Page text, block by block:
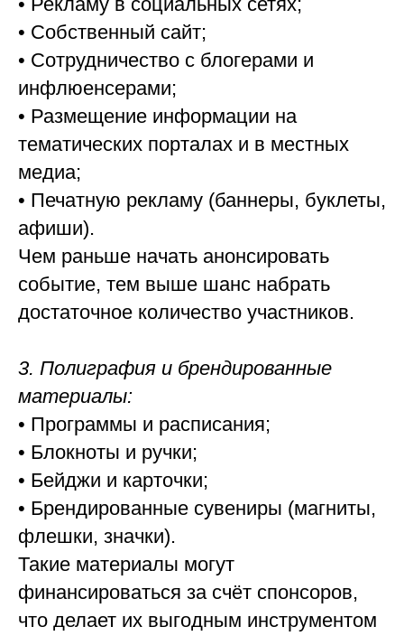
• Собственный сайт;
• Сотрудничество с блогерами и
инфлюенсерами;
• Размещение информации на
тематических порталах и в местных
медиа;
• Печатную рекламу (баннеры, буклеты,
афиши).
Чем раньше начать анонсировать
событие, тем выше шанс набрать
достаточное количество участников.
3. Полиграфия и брендированные
материалы:
• Программы и расписания;
• Блокноты и ручки;
• Бейджи и карточки;
• Брендированные сувениры (магниты,
флешки, значки).
Такие материалы могут
финансироваться за счёт спонсоров,
что делает их выгодным инструментом